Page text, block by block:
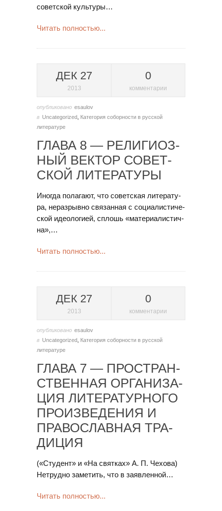
со­вет­ской куль­ту­ры…
Читать полностью...
ДЕК 27
2013
0
комментарии
опубликовано esaulov
в Uncategorized Категория соборности в русской
литературе
ГЛА­ВА 8 — РЕ­ЛИ­ГИ­ОЗ­
НЫЙ ВЕК­ТОР СО­ВЕТ­
СКОЙ ЛИ­ТЕ­РА­ТУ­РЫ
Ино­гда по­ла­га­ют, что со­вет­ская ли­те­ра­ту­
ра, не­раз­рыв­но свя­зан­ная с со­ци­а­ли­с­ти­че­
с­кой иде­о­ло­ги­ей, сплошь «ма­те­ри­а­ли­с­тич­
на»,…
Читать полностью...
ДЕК 27
2013
0
комментарии
опубликовано esaulov
в Uncategorized Категория соборности в русской
литературе
ГЛАВА 7 — ПРО­СТ­РАН­
СТ­ВЕН­НАЯ ОР­ГА­НИ­ЗА­
ЦИЯ ЛИ­ТЕ­РА­ТУР­НО­ГО
ПРО­ИЗ­ВЕ­ДЕ­НИЯ И
ПРА­ВО­СЛАВ­НАЯ ТРА­
ДИ­ЦИЯ
(«Сту­дент» и «На святках» А. П. Че­хо­ва)
Не­труд­но за­ме­тить, что в за­яв­лен­ной…
Читать полностью...